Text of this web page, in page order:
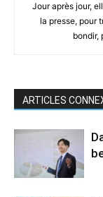
Jour après jour,
la presse, pour
bondir,
ARTICLES